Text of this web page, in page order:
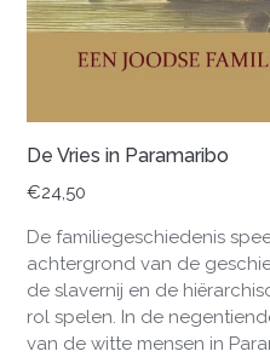
De Vries in Paramaribo
€24,50
De familiegeschiedenis
achtergrond van de
de slavernij en de
rol spelen. In de
van de witte mensen in